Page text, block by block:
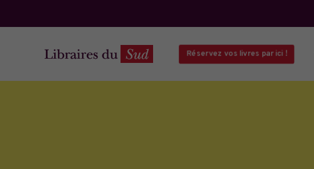
Réservez vos livres par ici !